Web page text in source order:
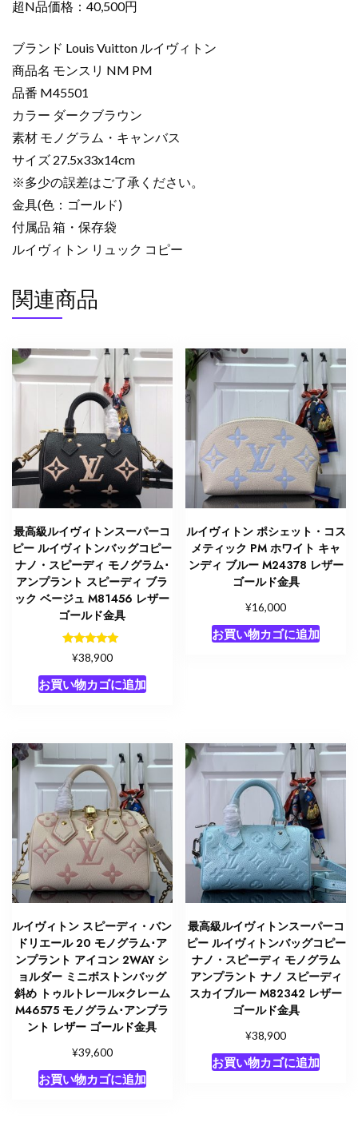
ッ
コ
ピ
ー
モ
ン
ス
リ
NM
PM
ダ
ー
ク
ラ
ウ
M45501
モ
ノ
ム・
キ
ャ
バ
ス
ゴ
ー
ル
超N品価格：40,500円
ブランド Louis Vuitton ルイヴィトン
商品名 モンスリ NM PM
品番 M45501
カラー ダークブラウン
素材 モノグラム・キャンバス
サイズ 27.5x33x14cm
※多少の誤差はご了承ください。
金具(色：ゴールド)
付属品 箱・保存袋
ルイヴィトン リュック コピー
関連商品
最高級ルイヴィトンスーパーコ
ピー ルイヴィトンバッグコピー
ナノ・スピーディ モノグラム･
アンプラント スピーディ ブラ
ック ベージュ M81456 レザー
ゴールド金具
5段階中
5.00
の評価
¥38,900
お買い物カゴに追加
ルイヴィトン ポシェット・コス
メティック PM ホワイト キャ
ンディ ブルー M24378 レザー
ゴールド金具
¥16,000
お買い物カゴに追加
ルイヴィトン スピーディ・バン
ドリエール 20 モノグラム･ア
ンプラント アイコン 2WAY シ
ョルダー ミニボストンバッグ
斜め トゥルトレール×クレーム
M46575 モノグラム･アンプラ
ント レザー ゴールド金具
¥39,600
お買い物カゴに追加
最高級ルイヴィトンスーパーコ
ピー ルイヴィトンバッグコピー
ナノ・スピーディ モノグラム
アンプラント ナノ スピーディ
スカイブルー M82342 レザー
ゴールド金具
¥38,900
お買い物カゴに追加